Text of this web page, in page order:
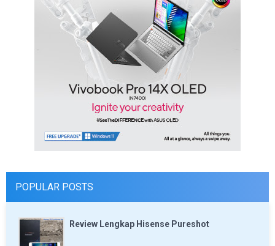
POPULAR POSTS
Review Lengkap Hisense Pureshot